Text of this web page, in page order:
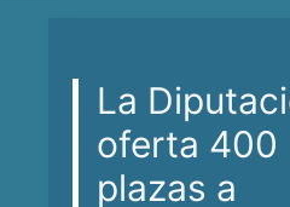
La
oferta 400
plazas a